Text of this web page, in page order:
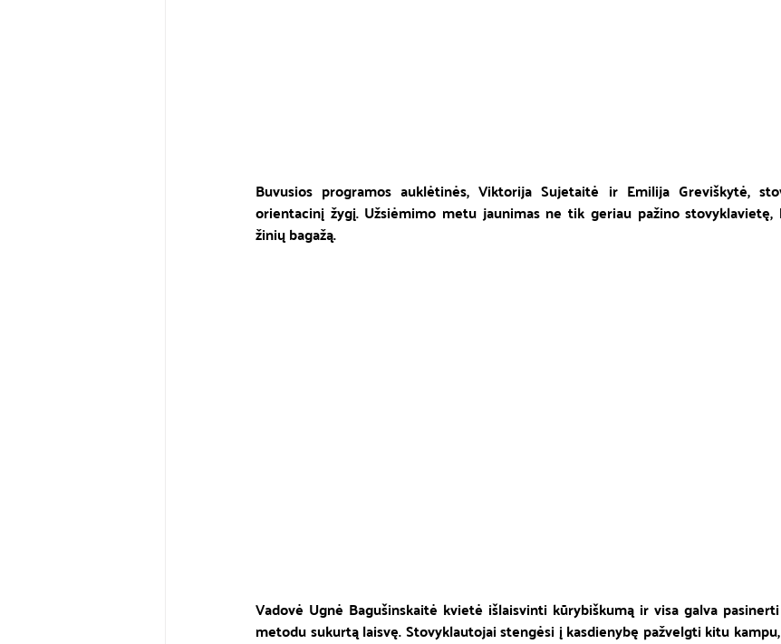
Buvusios programos auklėtinės, Viktorija Sujetaitė ir Emilija Greviškytė,
orientacinį žygį. Užsiėmimo metu jaunimas ne tik geriau pažino
žinių bagažą.
Vadovė Ugnė Bagušinskaitė kvietė išlaisvinti kūrybiškumą ir visa galva
metodu sukurtą laisvę. Stovyklautojai stengėsi į kasdienybę pažvelgti kitu